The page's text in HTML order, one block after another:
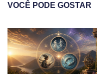
VOCÊ PODE GOSTAR